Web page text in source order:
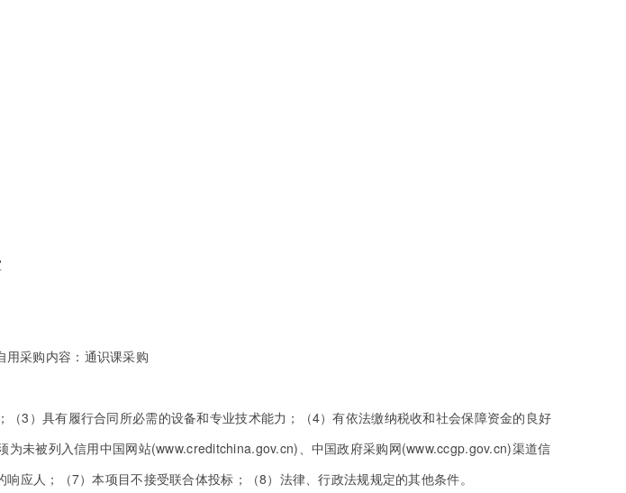
用采购内容：通识课采购
3）具有履行合同所必需的设备和专业技术能力；（4）有依法缴纳税收和社会保障资金的良好
未被列入信用中国网站(www.creditchina.gov.cn)、中国政府采购网(www.ccgp.gov.cn)渠道信
应人；（7）本项目不接受联合体投标；（8）法律、行政法规规定的其他条件。